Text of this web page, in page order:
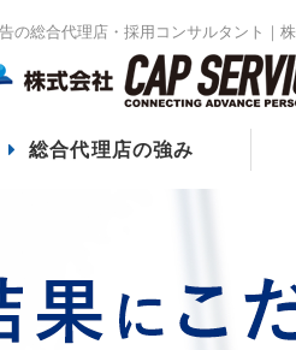
の総合代理店・採用コンサルタント｜
総合代理店の強み